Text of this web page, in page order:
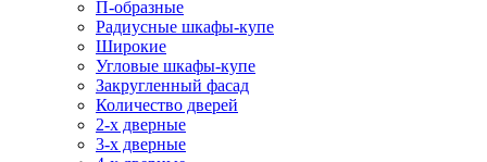
П-образные
Радиусные шкафы-купе
Широкие
Угловые шкафы-купе
Закругленный фасад
Количество дверей
2-х дверные
3-х дверные